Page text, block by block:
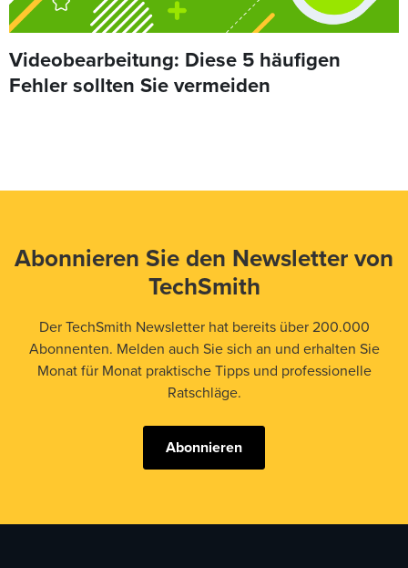
Videobearbeitung: Diese 5 häufigen
Fehler sollten Sie vermeiden
Abonnieren Sie den Newsletter von
TechSmith
Der TechSmith Newsletter hat bereits über 200.000
Abonnenten. Melden auch Sie sich an und erhalten Sie
Monat für Monat praktische Tipps und professionelle
Ratschläge.
Abonnieren